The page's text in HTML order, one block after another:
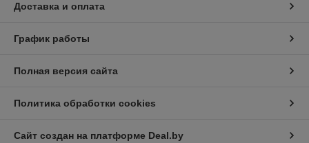
Доставка и оплата
График работы
Полная версия сайта
Политика обработки cookies
Сайт создан на платформе Deal.by